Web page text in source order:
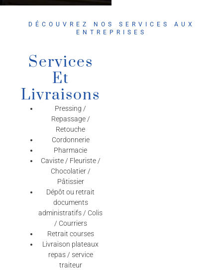
DÉCOUVREZ NOS SERVICES AUX
ENTREPRISES
Services
Et
Livraisons
Pressing /
Repassage /
Retouche
Cordonnerie
Pharmacie
Caviste / Fleuriste /
Chocolatier /
Pâtissier
Dépôt ou retrait
documents
administratifs / Colis
/ Courriers
Retrait courses
Livraison plateaux
repas / service
traiteur